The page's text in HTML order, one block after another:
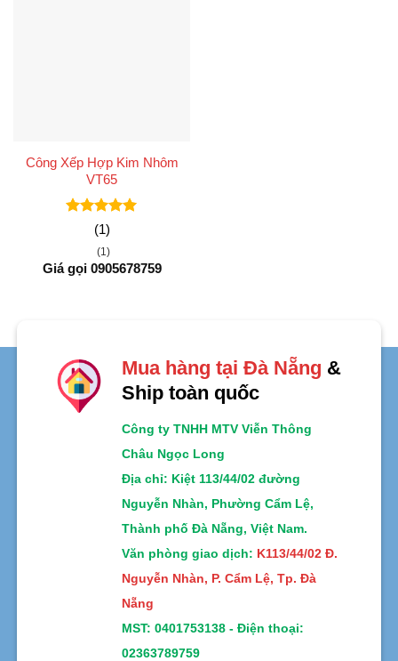
Công Xếp Hợp Kim Nhôm
VT65
Được xếp
hạng 55
(1)
(1)
Giá gọi 0905678759
Mua hàng tại Đà Nẵng &
Ship toàn quốc
Công ty TNHH MTV Viễn Thông
Châu Ngọc Long
Địa chỉ: Kiệt 113/44/02 đường
Nguyễn Nhàn, Phường Cẩm Lệ,
Thành phố Đà Nẵng, Việt Nam.
Văn phòng giao dịch: K113/44/02 Đ.
Nguyễn Nhàn, P. Cẩm Lệ, Tp. Đà
Nẵng
MST: 0401753138 - Điện thoại:
02363789759